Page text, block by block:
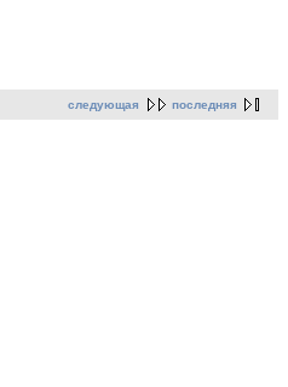
следующая последняя